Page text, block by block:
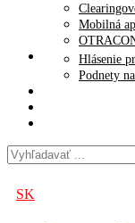
Mobilná
Podnety/žiadosti
Hlásenie
Podnety
SK